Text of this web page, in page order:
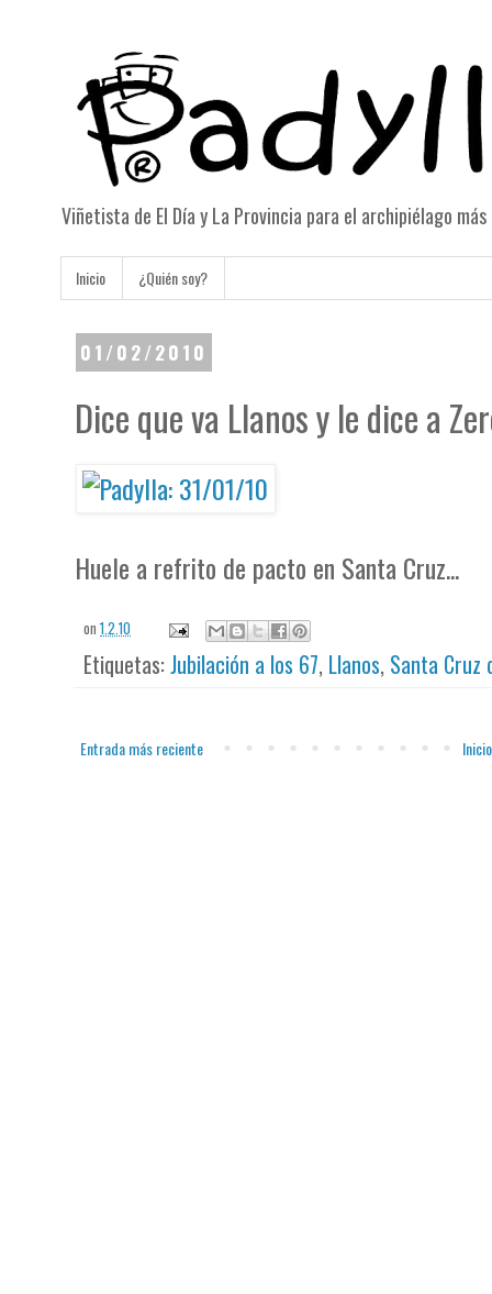
Viñetista de El Día y La Provincia para el archipiélago
Inicio ¿Quién soy?
01/02/2010
Dice que va Llanos y le dice a
Huele a refrito de pacto en Santa Cruz...
on1.2.10
Etiquetas:Jubilación a los 67, Llanos, Santa Cruz
Entrada más reciente Inicio